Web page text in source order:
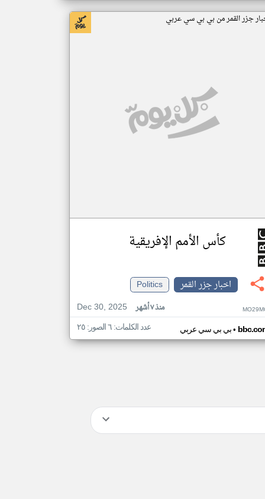
جزر القمر من بي بي سي عربي
كأس الأمم الإفريقية
اخبار جزر القمر
Politics
Dec 30, 2025
منذ ٧ أشهر
بي بي سي عربي• عدد الكلمات: ٦ الصور: ٢٥